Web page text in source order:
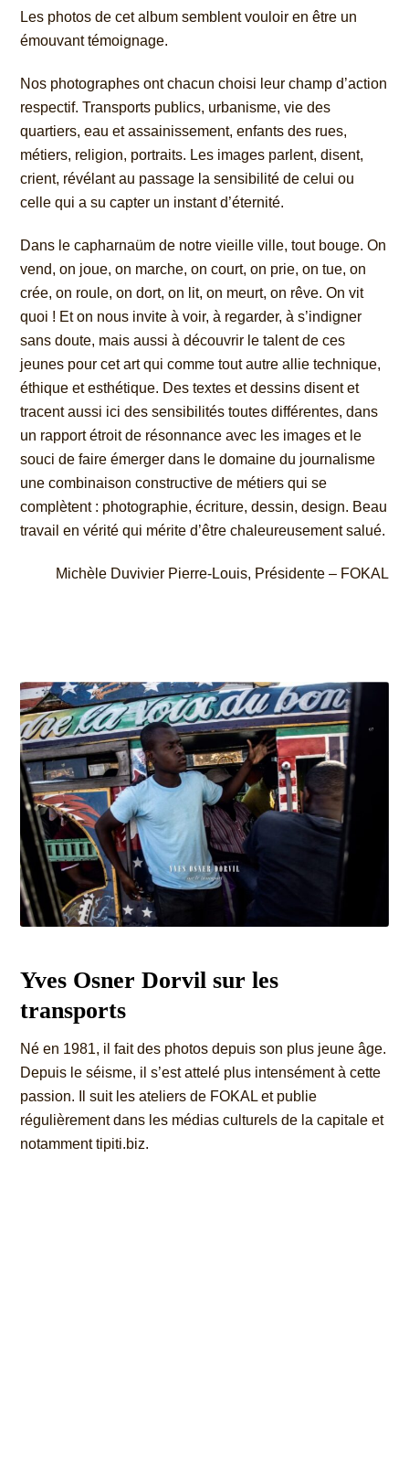
Les photos de cet album semblent vouloir en être un
émouvant témoignage.
Nos photographes ont chacun choisi leur champ d’action
respectif. Transports publics, urbanisme, vie des
quartiers, eau et assainissement, enfants des rues,
métiers, religion, portraits. Les images parlent, disent,
crient, révélant au passage la sensibilité de celui ou
celle qui a su capter un instant d’éternité.
Dans le capharnaüm de notre vieille ville, tout bouge. On
vend, on joue, on marche, on court, on prie, on tue, on
crée, on roule, on dort, on lit, on meurt, on rêve. On vit
quoi ! Et on nous invite à voir, à regarder, à s’indigner
sans doute, mais aussi à découvrir le talent de ces
jeunes pour cet art quicomme tout autre allie technique,
éthique et esthétique. Des textes et dessins disent et
tracent aussi ici des sensibilités toutes différentes, dans
un rapport étroit de résonnance avec les images et le
souci de faire émerger dans le domaine du journalisme
une combinaison constructive de métiers quise
complètent : photographie, écriture, dessin, design. Beau
travail en vérité qui mérite d’être chaleureusement salué.
Michèle Duvivier Pierre-Louis, Présidente – FOKAL
Yves Osner Dorvil sur les
transports
Né en 1981, il fait des photos depuis son plus jeune âge.
Depuis le séisme, il s’est attelé plus intensément à cette
passion. Il suit les ateliers de FOKAL et publie
régulièrement dans les médias culturels de la capitale et
notamment tipiti.biz.